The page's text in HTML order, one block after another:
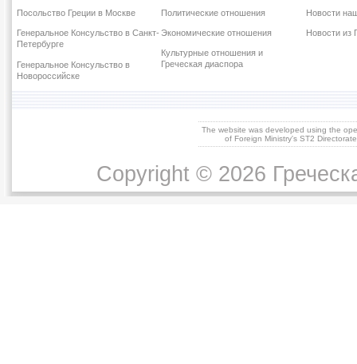
Посольство Греции в Москве
Генеральное Консульство в Санкт-
Петербурге
Генеральное Консульство в
Новороссийске
Политические отношения
Экономические отношения
Культурные отношения и
Греческая диаспора
Новости
Новости из
The website was developed using the
of Foreign Ministry's ST2
Copyright © 2026